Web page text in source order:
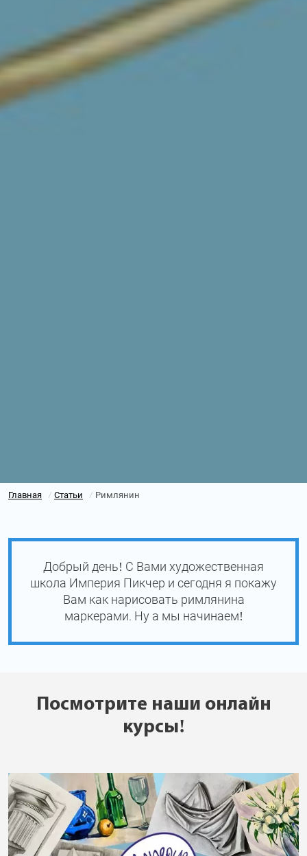
Главная / Статьи / Римлянин
Добрый день! С Вами художественная
школа Империя Пикчер и сегодня я покажу
Вам как нарисовать римлянина
маркерами. Ну а мы начинаем!
Посмотрите наши онлайн
курсы!